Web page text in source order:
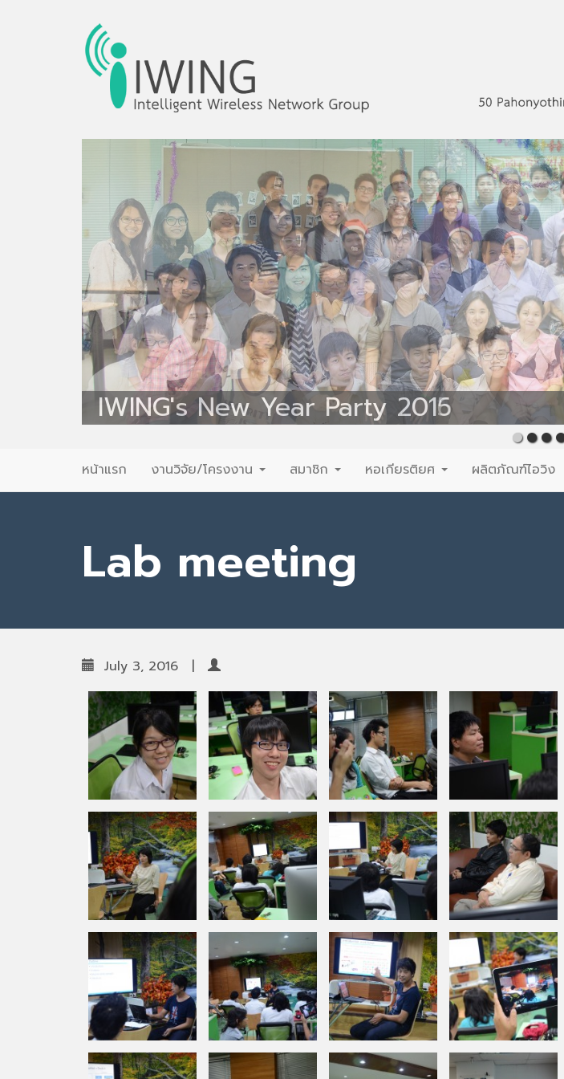
Intelligent Wireless Network Group
IWING's New Year Party 2015
Primary
content
หน้าแรก งานวิจัย/โครงงาน สมาชิก หอเกียรติยศ ผลิตภัณฑ์ไอวิง
Lab meeting
July 3, 2016 |